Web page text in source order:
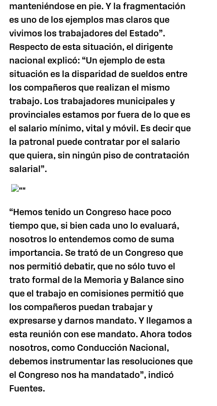
manteniéndose en pie. Y la fragmentación
es uno de los ejemplos mas claros que
vivimos los trabajadores del Estado”.
Respecto de esta situación, el dirigente
nacional explicó: “Un ejemplo de esta
situación es la disparidad de sueldos entre
los compañeros que realizan el mismo
trabajo. Los trabajadores municipales y
provinciales estamos por fuera de lo que es
el salario mínimo, vital y móvil. Es decir que
la patronal puede contratar por el salario
que quiera, sin ningún piso de contratación
salarial”.
“Hemos tenido un Congreso hace poco
tiempo que, si bien cada uno lo evaluará,
nosotros lo entendemos como de suma
importancia. Se trató de un Congreso que
nos permitió debatir, que no sólo tuvo el
trato formal de la Memoria y Balance sino
que el trabajo en comisiones permitió que
los compañeros puedan trabajar y
expresarse y darnos mandato. Y llegamos a
esta reunión con ese mandato. Ahora todos
nosotros, como Conducción Nacional,
debemos instrumentar las resoluciones que
el Congreso nos ha mandatado”, indicó
Fuentes.